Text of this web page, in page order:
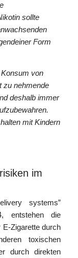
sollte
Form
von
zu nehmende
deshalb immer
mit Kindern
im
systems”
entstehen die
Zigarette durch
toxischen
durch direkten